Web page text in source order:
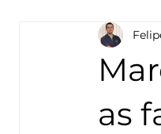
Medicina
as